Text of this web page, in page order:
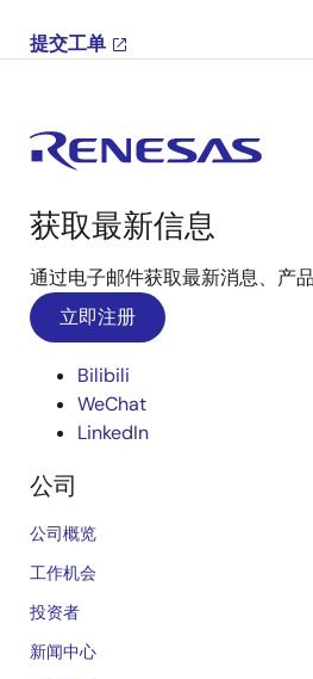
提交工单
获取最新信息
通过电子邮件获取最新消息、产
立即注册
Bilibili
WeChat
LinkedIn
公司
公司概览
工作机会
投资者
新闻中心